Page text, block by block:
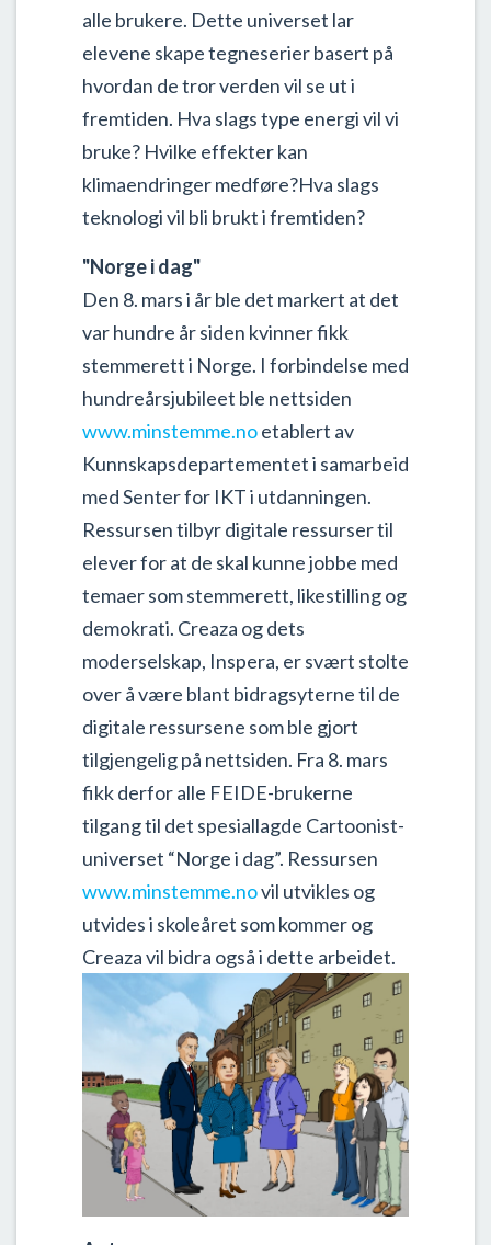
alle brukere. Dette universet lar
elevene skape tegneserier basert på
hvordan de tror verden vil se ut i
fremtiden. Hva slags type energi vil vi
bruke? Hvilke effekter kan
klimaendringer medføre?Hva slags
teknologi vil bli brukt i fremtiden?
"Norge i dag"
Den 8. mars i år ble det markert at det
var hundre år siden kvinner fikk
stemmerett i Norge. I forbindelse med
hundreårsjubileet ble nettsiden
www.minstemme.noetablert av
Kunnskapsdepartementet i samarbeid
med Senter for IKT i utdanningen.
Ressursen tilbyr digitale ressurser til
elever for at de skal kunne jobbe med
temaer som stemmerett, likestilling og
demokrati. Creaza og dets
moderselskap, Inspera, er svært stolte
over å være blant bidragsyterne til de
digitale ressursene som ble gjort
tilgjengelig på nettsiden. Fra 8. mars
fikk derfor alle FEIDE-brukerne
tilgang til det spesiallagde Cartoonist-
universet “Norge i dag”. Ressursen
www.minstemme.novil utvikles og
utvides i skoleåret som kommer og
Creaza vil bidra også i dette arbeidet.